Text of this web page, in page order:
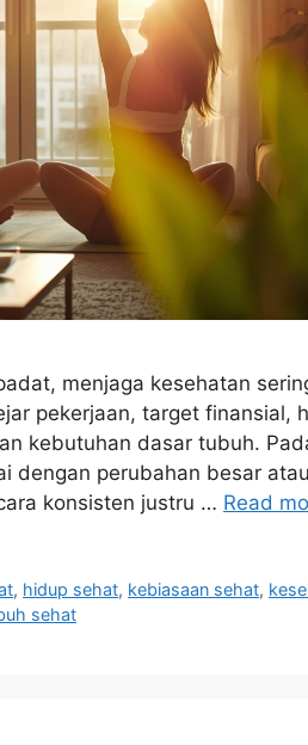
menjaga kesehatan
pekerjaan, target finansial,
kebutuhan dasar tubuh.
dengan perubahan besar
konsisten justru … Read
, hidup sehat, kebiasaan sehat,
sehat